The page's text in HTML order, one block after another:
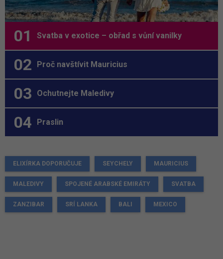
Svatba v exotice – obřad s vůní vanilky
Proč navštívit Mauricius
Ochutnejte Maledivy
Praslin
ELIXÍRKA DOPORUČUJE SEYCHELY MAURICIUS
MALEDIVY SPOJENÉ ARABSKÉ EMIRÁTY SVATBA
ZANZIBAR SRÍ LANKA BALI MEXICO